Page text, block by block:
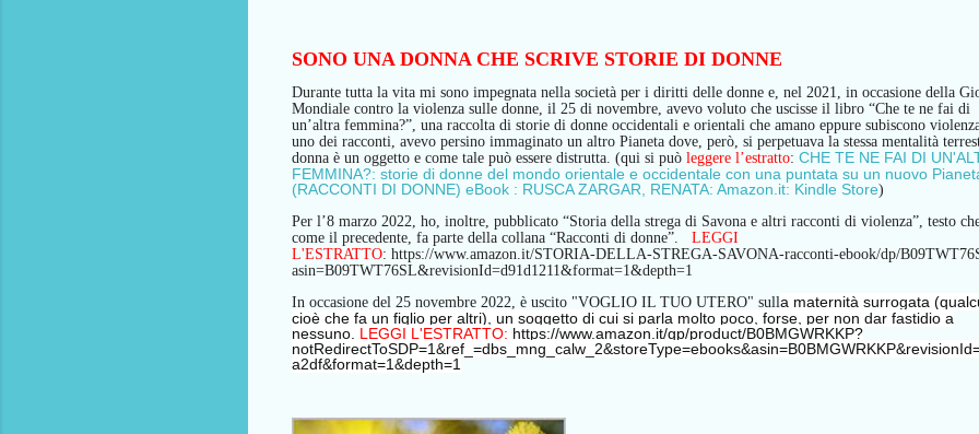
SONO UNA DONNA CHE SCRIVE STORIE DI DONNE
Durante tutta la vita mi sono impegnata nella società per i diritti delle donne e nel 2021, in occasione della
Mondiale contro la violenza sulle donne, il 25 di novembre, avevo voluto che uscisse il libro “Che te ne fai di
un’altra femmina?”, una raccolta di storie di donne occidentali e orientali che amano eppure subiscono
uno dei racconti, avevo persino immaginato un altro Pianeta dove, però, si perpetuava la stessa mentalità
donna è un oggetto e come tale può essere distrutta. (qui si può leggere l’estratto: CHE TE NE FAI DI
FEMMINA?: storie di donne del mondo orientale e occidentale con una puntata su un nuovo
(RACCONTI DI DONNE) eBook : RUSCA ZARGAR, RENATA: Amazon.it: Kindle Store)
Per l’8 marzo 2022, ho, inoltre, pubblicato “Storia della strega di Savona e altri racconti di violenza”, testo
come il precedente, fa parte della collana “Racconti di donne”.
LEGGI
L'ESTRATTO: https://www.amazon.it/STORIA-DELLA-STREGA-SAVONA-racconti-ebook/dp/
asin=B09TWT76SL&revisionId=d91d1211&format=1&depth=1
In occasione del 25 novembre 2022, è uscito "VOGLIO IL TUO UTERO" sulla maternità surrogata
cioè che fa un figlio per altri), un soggetto di cui si parla molto poco, forse, per non dar fastidio a
nessuno. LEGGI L'ESTRATTO: https://www.amazon.it/gp/product/B0BMGWRKKP?
a2df&format=1&depth=1